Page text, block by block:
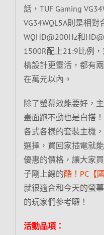
話，TUF Gaming
VG34WQL5A則是相
WQHD@200Hz和
1500R配上21:9比例
構設計更靈活，都有
在萬元以內。
除了螢幕效能要好，
畫面跑不動也是白搭
各式各樣的套裝主機
選擇，買回家插電就
優惠的價格，讓大家
子剛上線的酷！PC【
就很適合和今天的螢
的玩家們參考囉！
活動品項：